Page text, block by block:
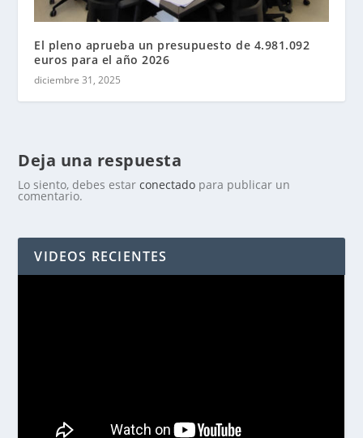
El pleno aprueba un presupuesto de 4.981.092
euros para el año 2026
diciembre 31, 2025
Deja una respuesta
Lo siento, debes estarconectado para publicar un
comentario.
VIDEOS RECIENTES